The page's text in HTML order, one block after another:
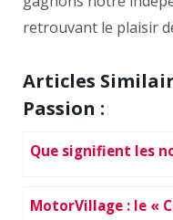
retrouvant le plaisir
Articles
Passion :
Que signifient les
MotorVillage : le «